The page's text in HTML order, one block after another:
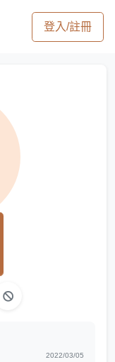
登入/註冊
2022/03/05